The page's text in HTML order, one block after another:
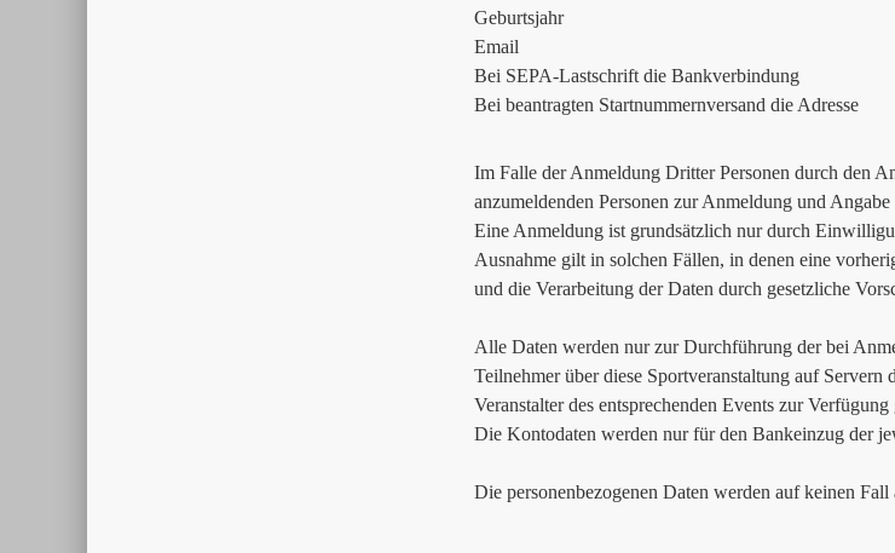
Geburtsjahr
Email
Bei SEPA-Lastschrift die Bankverbindung
Bei beantragten Startnummernversand die Adresse
Im Falle der Anmeldung Dritter Personen durch den
anzumeldenden Personen zur Anmeldung und
Eine Anmeldung ist grundsätzlich nur durch
Ausnahme gilt in solchen Fällen, in denen eine
und die Verarbeitung der Daten durch gesetzliche
Alle Daten werden nur zur Durchführung der bei
Teilnehmer über diese Sportveranstaltung auf
Veranstalter des entsprechenden Events zur Verfügung
Die Kontodaten werden nur für den Bankeinzug der
Die personenbezogenen Daten werden auf keinen